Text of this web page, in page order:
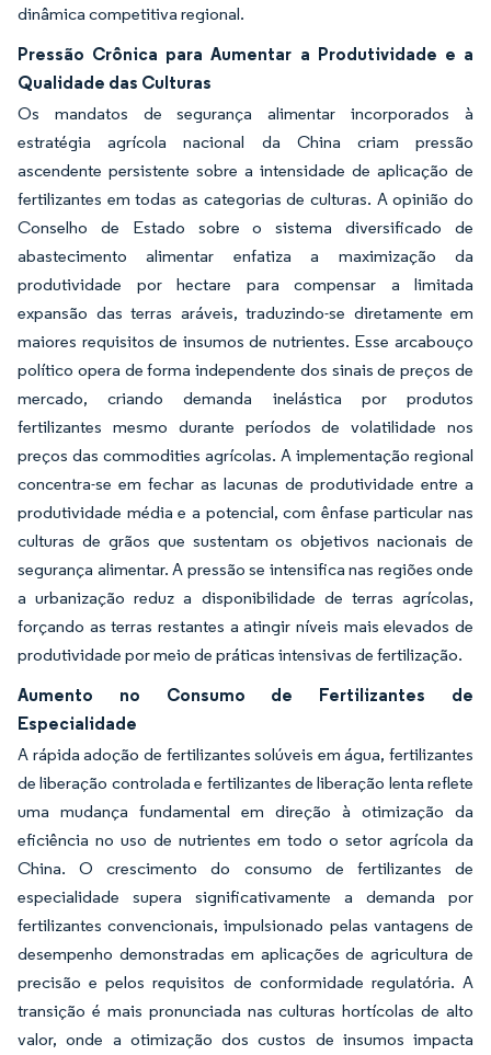
dinâmica competitiva regional.
Pressão Crônica para Aumentar a Produtividade e a
Qualidade das Culturas
Os mandatos de segurança alimentar incorporados à
estratégia agrícola nacional da China criam pressão
ascendente persistente sobre a intensidade de aplicação de
fertilizantes em todas as categorias de culturas. A opinião do
Conselho de Estado sobre o sistema diversificado de
abastecimento alimentar enfatiza a maximização da
produtividade por hectare para compensar a limitada
expansão das terras aráveis, traduzindo-se diretamente em
maiores requisitos de insumos de nutrientes. Esse arcabouço
político opera de forma independente dos sinais de preços de
mercado, criando demanda inelástica por produtos
fertilizantes mesmo durante períodos de volatilidade nos
preços das commodities agrícolas. A implementação regional
concentra-se em fechar as lacunas de produtividade entre a
produtividade média e a potencial, com ênfase particular nas
culturas de grãos que sustentam os objetivos nacionais de
segurança alimentar. A pressão se intensifica nas regiões onde
a urbanização reduz a disponibilidade de terras agrícolas,
forçando as terras restantes a atingir níveis mais elevados de
produtividade por meio de práticas intensivas de fertilização.
Aumento no Consumo de Fertilizantes de
Especialidade
A rápida adoção de fertilizantes solúveis em água, fertilizantes
de liberação controlada e fertilizantes de liberação lenta reflete
uma mudança fundamental em direção à otimização da
eficiência no uso de nutrientes em todo o setor agrícola da
China. O crescimento do consumo de fertilizantes de
especialidade supera significativamente a demanda por
fertilizantes convencionais, impulsionado pelas vantagens de
desempenho demonstradas em aplicações de agricultura de
precisão e pelos requisitos de conformidade regulatória. A
transição é mais pronunciada nas culturas hortícolas de alto
valor, onde a otimização dos custos de insumos impacta